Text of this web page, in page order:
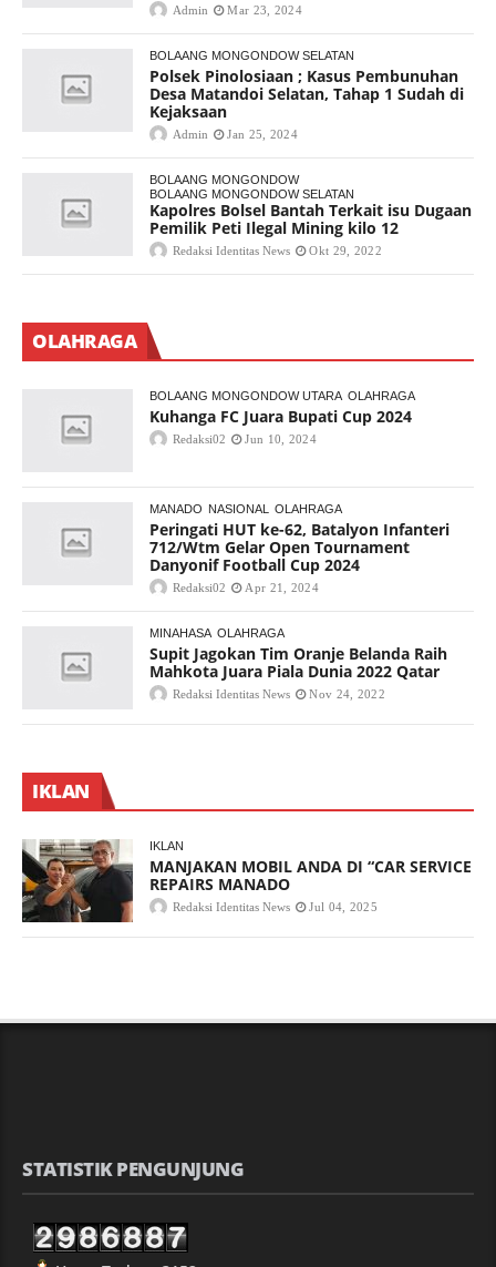
Admin Mar 23, 2024
BOLAANG MONGONDOW SELATAN
Polsek Pinolosiaan ; Kasus Pembunuhan
Desa Matandoi Selatan, Tahap 1 Sudah di
Kejaksaan
Admin Jan 25, 2024
BOLAANG MONGONDOW
BOLAANG MONGONDOW SELATAN
Kapolres Bolsel Bantah Terkait isu Dugaan
Pemilik Peti Ilegal Mining kilo 12
Redaksi Identitas News Okt 29, 2022
OLAHRAGA
BOLAANG MONGONDOW UTARA OLAHRAGA
Kuhanga FC Juara Bupati Cup 2024
Redaksi02 Jun 10, 2024
MANADO NASIONAL OLAHRAGA
Peringati HUT ke-62, Batalyon Infanteri
712/Wtm Gelar Open Tournament
Danyonif Football Cup 2024
Redaksi02 Apr 21, 2024
MINAHASA OLAHRAGA
Supit Jagokan Tim Oranje Belanda Raih
Mahkota Juara Piala Dunia 2022 Qatar
Redaksi Identitas News Nov 24, 2022
IKLAN
IKLAN
MANJAKAN MOBIL ANDA DI “CAR SERVICE
REPAIRS MANADO
Redaksi Identitas News Jul 04, 2025
STATISTIK PENGUNJUNG